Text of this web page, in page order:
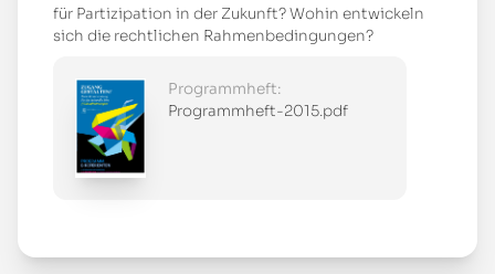
für Partizipation in der Zukunft? Wohin entwickeln
sich die rechtlichen Rahmenbedingungen?
Programmheft:
Programmheft-2015.pdf